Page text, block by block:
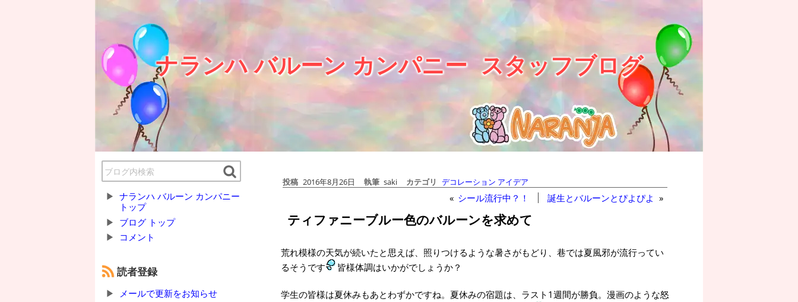
ナランハ バルーン カンパニー スタッフブログ
ナランハ バルーン カンパニー
トップ
ブログ トップ
コメント
読者登録
メールで更新をお知らせ
投稿 2016年8月26日 執筆 saki カテゴリ デコレーション アイデア
« シール流行中？！ 誕生とバルーンとぴよぴよ »
ティファニーブルー色のバルーンを求めて
荒れ模様の天気が続いたと思えば、照りつけるような暑さがもどり、巷では夏風邪が流行ってい
るそうです
皆様体調はいかがでしょうか？
学生の皆様は夏休みもあとわずかですね。夏休みの宿題は、ラスト1週間が勝負。漫画のような怒